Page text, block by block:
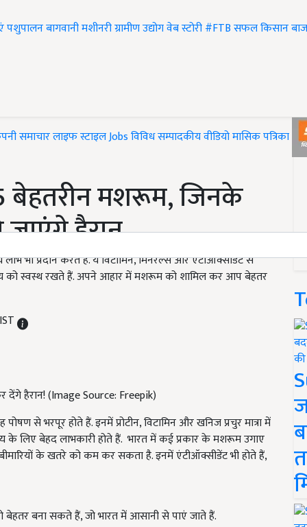
पशुपालनबागवानीमशीनरीग्रामीण उद्योगवेब स्टोरी#FTBसफल किसान
समाचारलाइफ स्टाइलJobsविविधसम्पादकीयवीडियोमासिक पत्रिका
बेहतरीन मशरूम, जिनके
हैरान
भी प्रदान करते हैं. ये विटामिन, मिनरल्स और एंटीऑक्सीडेंट से
को स्वस्थ रखते हैं. अपने आहार में मशरूम को शामिल कर आप बेहतर
हैरान! (Image Source: Freepik)
से भरपूर होते हैं. इनमें प्रोटीन, विटामिन और खनिज प्रचुर मात्रा में
के लिए बेहद लाभकारी होते हैं. भारत में कई प्रकार के मशरूम उगाए
के खतरे को कम कर सकता है. इनमें एंटीऑक्सीडेंट भी होते हैं,
बना सकते हैं, जो भारत में आसानी से पाएं जाते हैं.